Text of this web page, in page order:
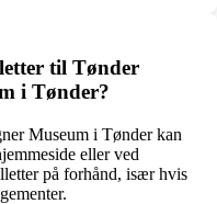
til Tønder
i Tønder?
Museum i Tønder kan
eller ved
på forhånd, især hvis